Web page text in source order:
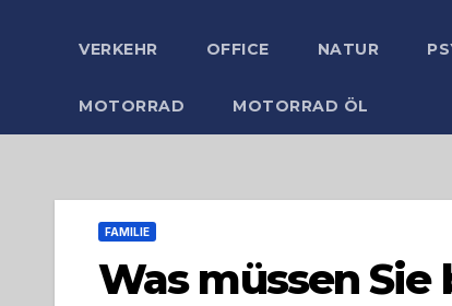
VERKEHR OFFICE NATUR
MOTORRAD MOTORRAD ÖL
FAMILIE
Was müssen